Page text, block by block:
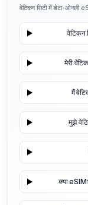
वेटिकन सिटी में डेटा-ओनली
वेटिकन
मेरी
मैं
मुझे
क्या